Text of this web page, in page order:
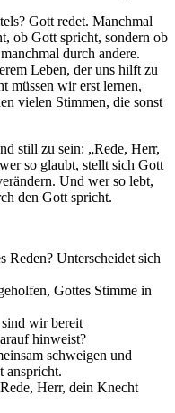
Gott redet. Manchmal
ob Gott spricht, sondern ob
durch andere.
Leben, der uns hilft zu
müssen wir erst lernen,
vielen Stimmen, die sonst
still zu sein: „Rede, Herr,
so glaubt, stellt sich Gott
Und wer so lebt,
den Gott spricht.
Reden? Unterscheidet sich
Gottes Stimme in
wir bereit
hinweist?
schweigen und
anspricht.
Herr, dein Knecht